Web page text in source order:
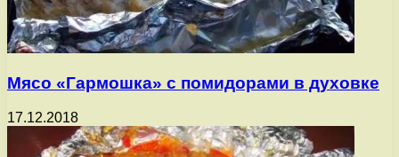
Мясо «Гармошка» с помидорами в духовке
17.12.2018